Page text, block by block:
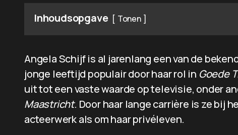
Inhoudsopgave Tonen
Angela Schijf is al jarenlang een van de
jonge leeftijd populair door haar rol in Goede
uit tot een vaste waarde op televisie, onder
Maastricht. Door haar lange carrière is ze bij
acteerwerk als om haar privéleven.